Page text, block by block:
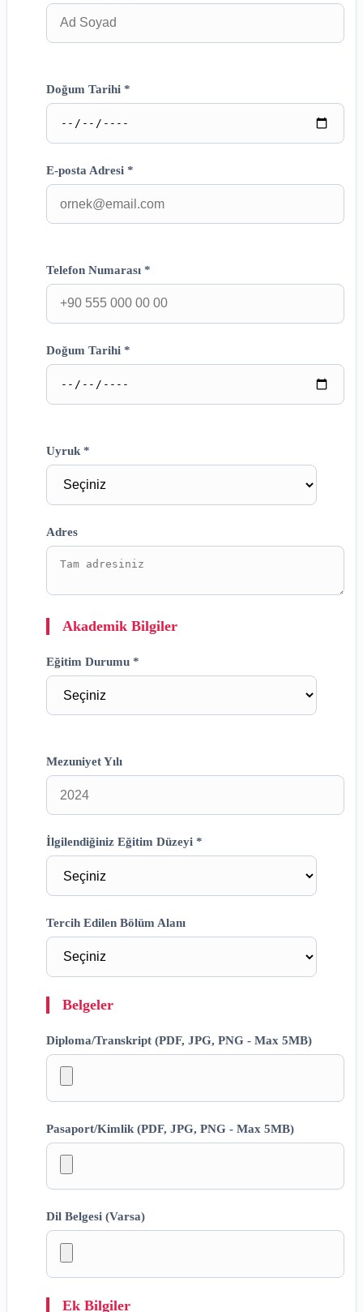
Doğum Tarihi *
E-posta Adresi *
Telefon Numarası *
Doğum Tarihi *
Uyruk *
Adres
Akademik Bilgiler
Eğitim Durumu *
Mezuniyet Yılı
İlgilendiğiniz Eğitim Düzeyi *
Tercih Edilen Bölüm Alanı
Belgeler
Diploma/Transkript (PDF, JPG, PNG - Max 5MB)
Pasaport/Kimlik (PDF, JPG, PNG - Max 5MB)
Dil Belgesi (Varsa)
Ek Bilgiler